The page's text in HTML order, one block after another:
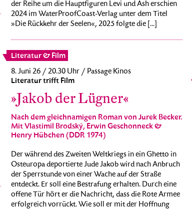
der Reihe um die Hauptfiguren Levi und Ash erschien
2024 im WaterProofCoast-Verlag unter dem Titel
»Die Rückkehr der Seelen«, 2025 folgte die [...]
Literatur & Film
8. Juni 26 / 20.30 Uhr / Passage Kinos
Literatur trifft Film
»Jakob der Lügner«
Nach dem gleichnamigen Roman von Jurek Becker.
Mit Vlastimil Brodský, Erwin Geschonneck &
Henry Hübchen (DDR 1974)
Der während des Zweiten Weltkriegs in ein Ghetto in
Osteuropa deportierte Jude Jakob wird nach Anbruch
der Sperrstunde von einer Wache auf der Straße
entdeckt. Er soll eine Bestrafung erhalten. Durch eine
offene Tür hört er die Nachricht, dass die Rote Armee
erfolgreich vorrückt. Wie soll er mit der Hoffnung